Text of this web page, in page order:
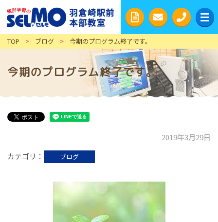
TOP > ブログ > 今期のプログラム終了です。
今期のプログラム終了です。
2019年3月29日
カテゴリ
ブログ